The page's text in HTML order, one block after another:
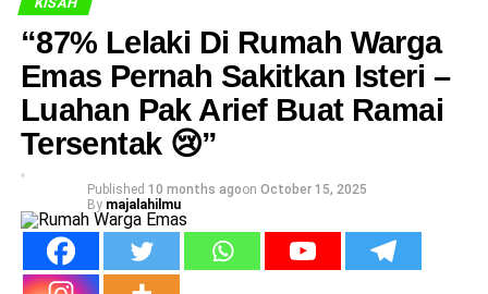
“87% Lelaki Di Rumah Warga
Emas Pernah Sakitkan Isteri –
Luahan Pak Arief Buat Ramai
Tersentak 😢”
Published 10 months agoon October 15, 2025
By majalahilmu